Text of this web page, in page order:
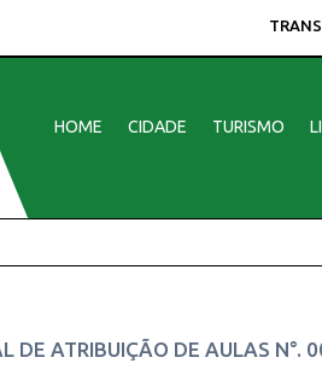
HOME CIDADE TURISMO
DE ATRIBUIÇÃO DE AULAS N°.